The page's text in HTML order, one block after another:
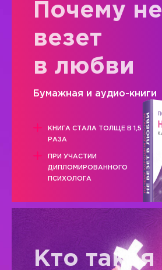
Почему не
везет
в любви
Бумажная и аудио-книги
КНИГА СТАЛА ТОЛЩЕ В 1,5
РАЗА
ПРИ УЧАСТИИ
ДИПЛОМИРОВАННОГО
ПСИХОЛОГА
Кто такая